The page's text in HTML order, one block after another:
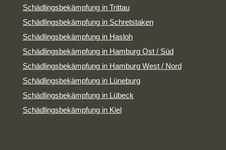
Schädlingsbekämpfung in Trittau
Schädlingsbekämpfung in Schretstaken
Schädlingsbekämpfung in Hasloh
Schädlingsbekämpfung in Hamburg Ost / Süd
Schädlingsbekämpfung in Hamburg West / Nord
Schädlingsbekämpfung in Lüneburg
Schädlingsbekämpfung in Lübeck
Schädlingsbekämpfung in Kiel